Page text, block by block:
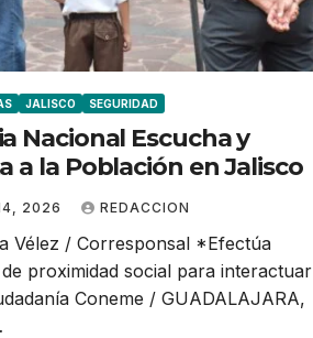
JALISCO SEGURIDAD
Nacional Escucha y
a la Población en Jalisco
2026 REDACCION
Vélez / Corresponsal *Efectúa
proximidad social para interactuar
Coneme / GUADALAJARA,